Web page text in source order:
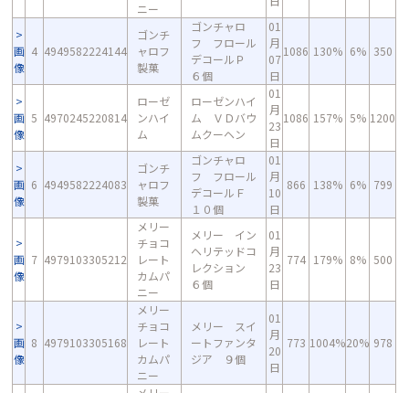
ニー
画
像
4 4949582224144
ゴンチ
ャロフ
製菓
ゴンチャロ
フ フロール
デコールＰ
６個
01
月
07
日
1086 130% 6% 350
画
像
5 4970245220814
ローゼ
ンハイ
ム
ローゼンハイ
ム ＶＤバウ
ムクーヘン
01
月
23
日
1086 157% 5% 1200
画
像
6 4949582224083
ゴンチ
ャロフ
製菓
ゴンチャロ
フ フロール
デコールＦ
１０個
01
月
10
日
866 138% 6% 799
画
像
7 4979103305212
メリー
チョコ
レート
カムパ
ニー
メリー イン
ヘリテッドコ
レクション
６個
01
月
23
日
774 179% 8% 500
画
像
8 4979103305168
メリー
チョコ
レート
カムパ
ニー
メリー スイ
ートファンタ
ジア ９個
01
月
20
日
773 1004%20% 978